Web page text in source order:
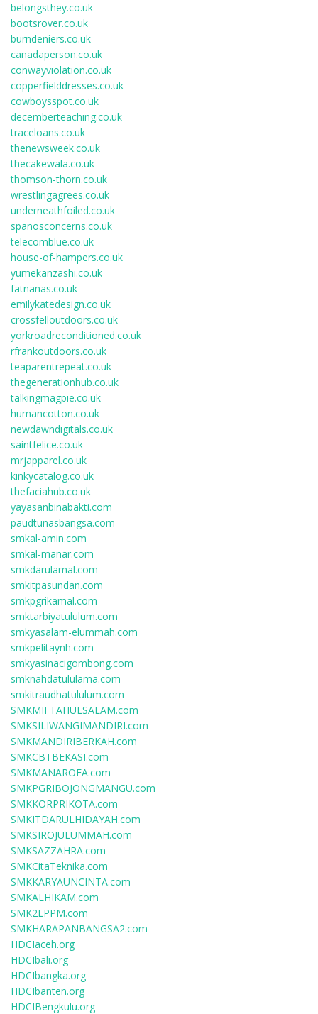
belongsthey.co.uk
bootsrover.co.uk
burndeniers.co.uk
canadaperson.co.uk
conwayviolation.co.uk
copperfielddresses.co.uk
cowboysspot.co.uk
decemberteaching.co.uk
traceloans.co.uk
thenewsweek.co.uk
thecakewala.co.uk
thomson-thorn.co.uk
wrestlingagrees.co.uk
underneathfoiled.co.uk
spanosconcerns.co.uk
telecomblue.co.uk
house-of-hampers.co.uk
yumekanzashi.co.uk
fatnanas.co.uk
emilykatedesign.co.uk
crossfelloutdoors.co.uk
yorkroadreconditioned.co.uk
rfrankoutdoors.co.uk
teaparentrepeat.co.uk
thegenerationhub.co.uk
talkingmagpie.co.uk
humancotton.co.uk
newdawndigitals.co.uk
saintfelice.co.uk
mrjapparel.co.uk
kinkycatalog.co.uk
thefaciahub.co.uk
yayasanbinabakti.com
paudtunasbangsa.com
smkal-amin.com
smkal-manar.com
smkdarulamal.com
smkitpasundan.com
smkpgrikamal.com
smktarbiyatululum.com
smkyasalam-elummah.com
smkpelitaynh.com
smkyasinacigombong.com
smknahdatululama.com
smkitraudhatululum.com
SMKMIFTAHULSALAM.com
SMKSILIWANGIMANDIRI.com
SMKMANDIRIBERKAH.com
SMKCBTBEKASI.com
SMKMANAROFA.com
SMKPGRIBOJONGMANGU.com
SMKKORPRIKOTA.com
SMKITDARULHIDAYAH.com
SMKSIROJULUMMAH.com
SMKSAZZAHRA.com
SMKCitaTeknika.com
SMKKARYAUNCINTA.com
SMKALHIKAM.com
SMK2LPPM.com
SMKHARAPANBANGSA2.com
HDCIaceh.org
HDCIbali.org
HDCIbangka.org
HDCIbanten.org
HDCIBengkulu.org